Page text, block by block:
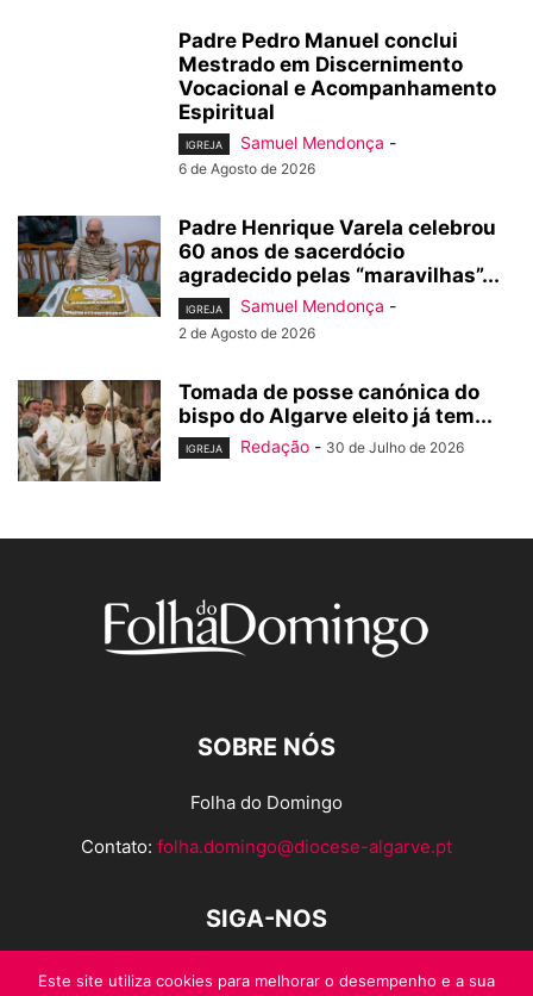
Padre Pedro Manuel conclui
Mestrado em Discernimento
Vocacional e Acompanhamento
Espiritual
IGREJA Samuel Mendonça -
6 de Agosto de 2026
Padre Henrique Varela celebrou
60 anos de sacerdócio
agradecido pelas “maravilhas”...
IGREJA Samuel Mendonça -
2 de Agosto de 2026
Tomada de posse canónica do
bispo do Algarve eleito já tem...
IGREJA Redação - 30 de Julho de 2026
SOBRE NÓS
Folha do Domingo
Contato: folha.domingo@diocese-algarve.pt
SIGA-NOS
Este site utiliza cookies para melhorar o desempenho e a sua